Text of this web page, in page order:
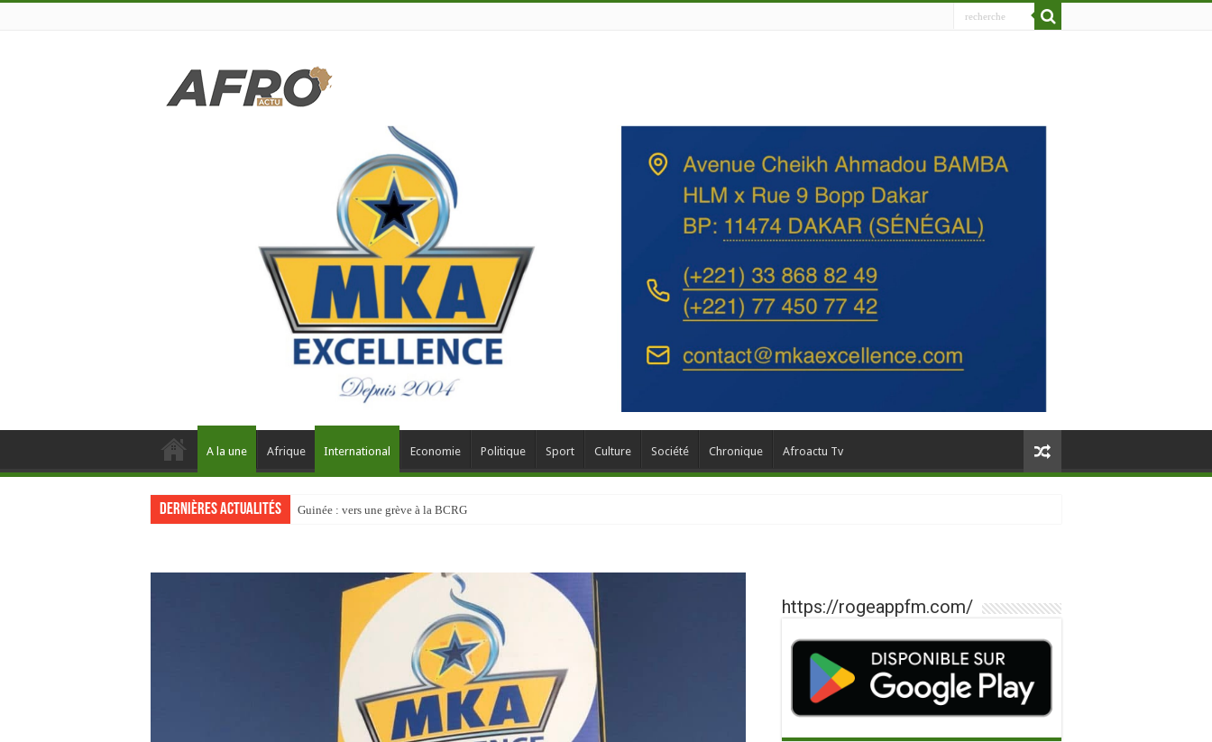
A la une Afrique International Economie Politique Sport Culture Société Chronique Afroactu Tv
Dernières actualités Guinée : vers une grève à la BCRG
https://rogeappfm.com/